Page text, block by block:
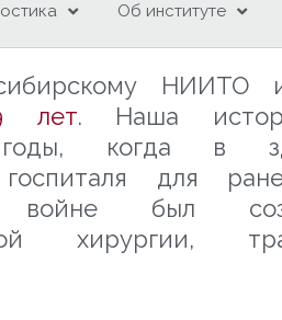
Об институте
НИИТО
лет. Наша
годы, когда в
госпиталя для
войне был
хирургии,